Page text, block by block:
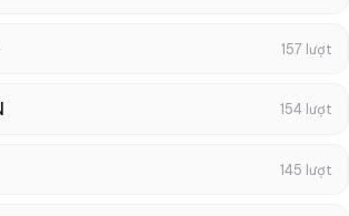
157 lượt
154 lượt
145 lượt